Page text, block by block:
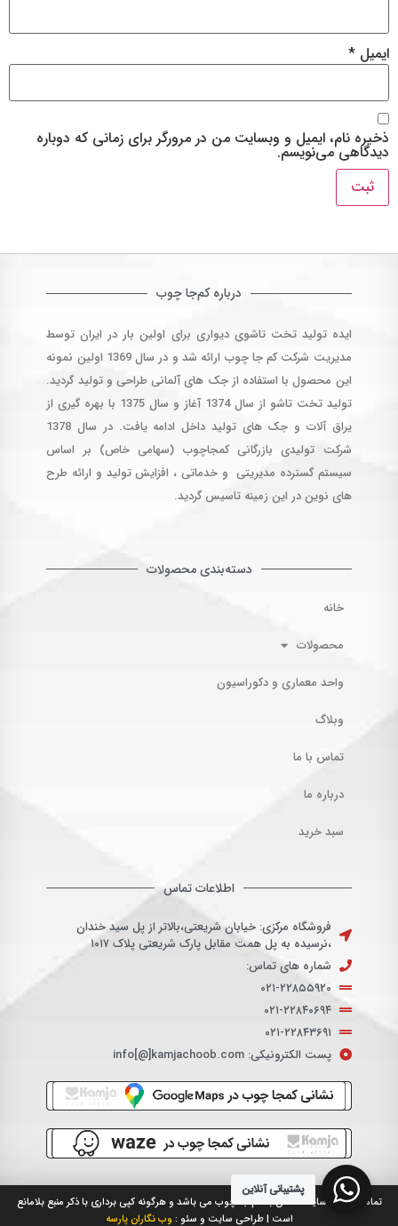
ایمیل *
ذخیره نام، ایمیل و وبسایت من در مرورگر برای زمانی که دوباره
دیدگاهی می‌نویسم.
درباره کم‌جا چوب
ایده تولید تخت تاشوی دیواری برای اولین بار در ایران توسط
مدیریت شرکت کم جا چوب ارائه شد و در سال 1369 اولین نمونه
این محصول با استفاده از جک های آلمانی طراحی و تولید گردید.
تولید تخت تاشو از سال 1374 آغاز و سال 1375 با بهره گیری از
یراق آلات و جک های تولید داخل ادامه یافت. در سال 1378
شرکت تولیدی بازرگانی کمجاچوب (سهامی خاص) بر اساس
سیستم گسترده مدیریتی و خدماتی ، افزایش تولید و ارائه طرح
های نوین در این زمینه تاسیس گردید.
دسته‌بندی محصولات
خانه
محصولات
واحد معماری و دکوراسیون
وبلاگ
تماس با ما
درباره ما
سبد خرید
اطلاعات تماس
فروشگاه مرکزی: خیابان شریعتی،بالاتر از پل سید خندان
،نرسیده به پل همت مقابل پارک شریعتی پلاک ۱۰۱۷
شماره های تماس:
۰۲۱-۲۲۸۵۵۹۲۰
۰۲۱-۲۲۸۴۰۶۹۴
۰۲۱-۲۲۸۴۳۶۹۱
پست الکترونیکی: info[@]kamjachoob.com
تمامی حقوق سایت متعلق به کم جا چوب می باشد و هرگونه کپی برداری با ذکر منبع بلامانع
است |طراحی سایت و سئو : وب نگاران پارسه
پشتیبانی آنلاین